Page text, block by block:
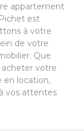
appartement
est
à votre
de votre
Que
votre
en location,
vos attentes